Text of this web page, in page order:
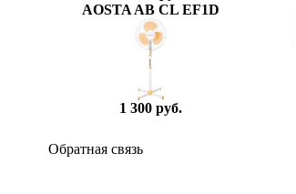
AOSTA AB CL EF1D
1 300 руб.
Обратная связь